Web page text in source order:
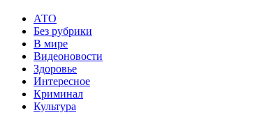
АТО
Без рубрики
В мире
Видеоновости
Здоровье
Интересное
Криминал
Культура